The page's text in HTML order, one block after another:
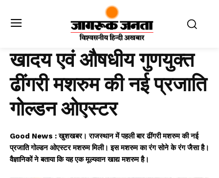
खादय एवं औषधीय गुणयुक्त
ढींगरी मशरुम की नई प्रजाति
गोल्डन ओएस्टर
Good News : खुशखबर। राजस्थान में पहली बार ढींगरी मशरुम की नई
प्रजाति गोल्डन ओएस्टर मशरुम मिली। इस मशरुम का रंग सोने के रंग जैसा है।
वैज्ञानिकों ने बताया कि यह एक मूल्यवान खाद्य मशरुम है।